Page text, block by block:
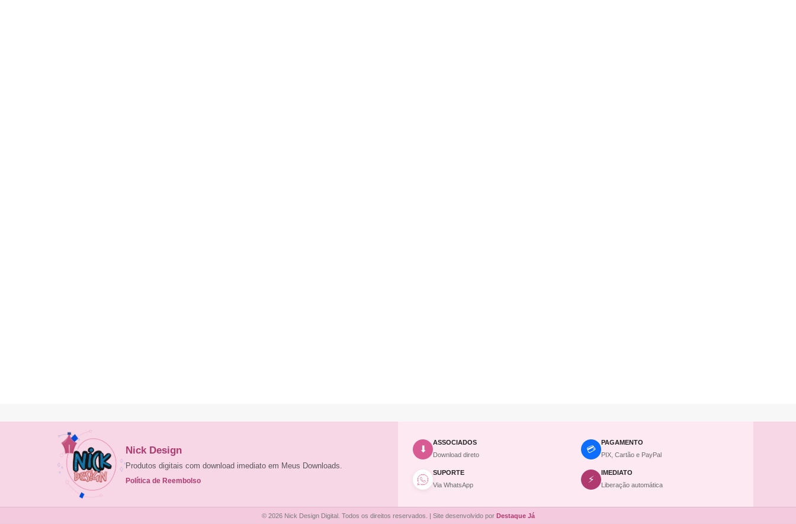
Nick Design
Produtos digitais com download imediato em Meus Downloads.
Política de Reembolso
⬇
ASSOCIADOS
Download direto
💳
PAGAMENTO
PIX, Cartão e PayPal
SUPORTE
Via WhatsApp
⚡
IMEDIATO
Liberação automática
© 2026 Nick Design Digital. Todos os direitos reservados. | Site desenvolvido por Destaque Já